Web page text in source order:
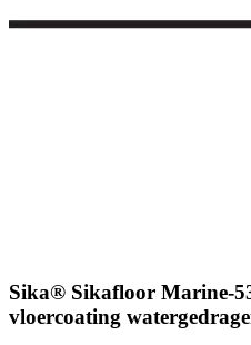
Sika® Sikafloor Marine-
vloercoating